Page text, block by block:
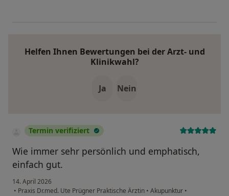
Helfen Ihnen Bewertungen bei der Arzt- und
Klinikwahl?
Ja Nein
Termin verifiziert
Wie immer sehr persönlich und emphatisch,
einfach gut.
14. April 2026
• Praxis Dr.med. Ute Prügner Praktische Ärztin • Akupunktur •